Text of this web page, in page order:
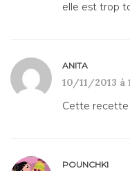
elle est trop
ANITA
10/11/2013 à
Cette
POUNCHKI